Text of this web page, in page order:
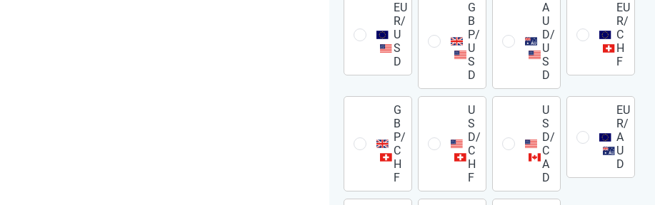
EU
R/
U
S
D
G
B
P/
U
S
D
A
U
D/
U
S
D
EU
R/
C
H
F
G
B
P/
C
H
F
U
S
D/
C
H
F
U
S
D/
C
A
D
EU
R/
A
U
D